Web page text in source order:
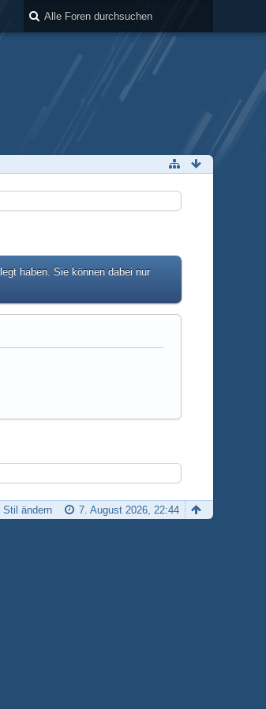
haben. Sie können dabei nur
7. August 2026, 22:44
Stil ändern